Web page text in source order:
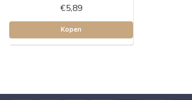
€5,89
Kopen